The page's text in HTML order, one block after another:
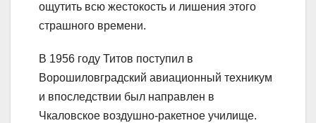
ощутить всю жестокость и лишения этого
страшного времени.
В 1956 году Титов поступил в
Ворошиловградский авиационный техникум
и впоследствии был направлен в
Чкаловское воздушно-ракетное училище.